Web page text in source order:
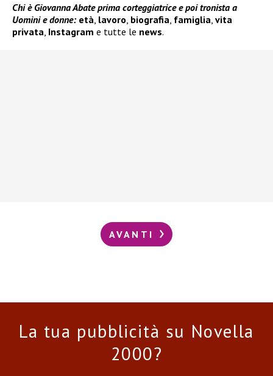
Chi è Giovanna Abate prima corteggiatrice e poi tronista a
Uomini e donne: età lavoro biografia famiglia vita
privata Instagram e tutte le news.
AVANTI
La tua pubblicità su Novella
2000?